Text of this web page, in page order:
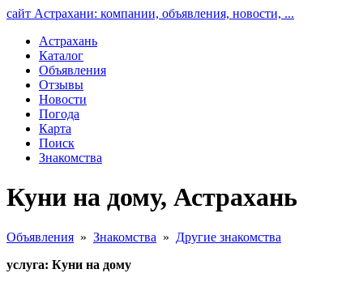
сайт Астрахани: компании, объявления, новости, ...
Астрахань
Каталог
Объявления
Отзывы
Новости
Погода
Карта
Поиск
Знакомства
Куни на дому, Астрахань
Объявления » Знакомства » Другие знакомства
услуга: Куни на дому